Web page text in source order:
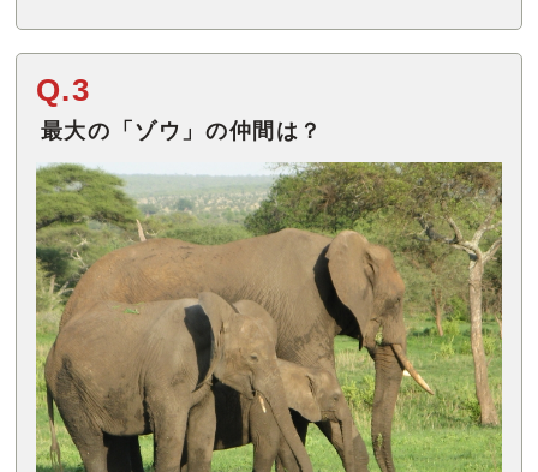
Q.3
最大の「ゾウ」の仲間は？